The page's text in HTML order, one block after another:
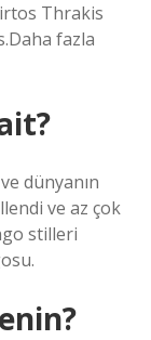
Thrakis
fazla
dünyanın
ve az çok
stilleri